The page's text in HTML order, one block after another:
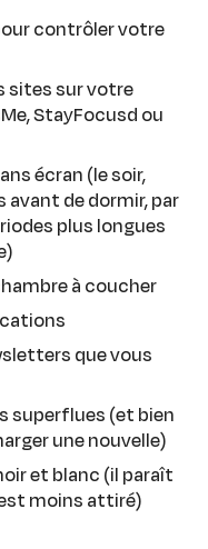
contrôler votre
sites sur votre
StayFocusd ou
écran (le soir,
avant de dormir, par
plus longues
à coucher
que vous
superflues (et bien
une nouvelle)
et blanc (il paraît
moins attiré)